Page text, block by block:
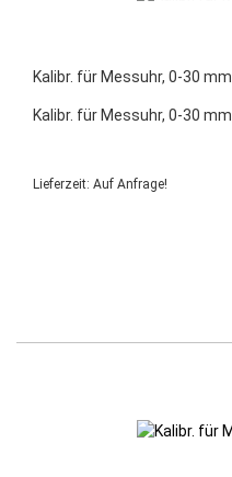
Kalibr. für Messuhr, 0-30 mm
Kalibr. für Messuhr, 0-30 mm
Lieferzeit: Auf Anfrage!